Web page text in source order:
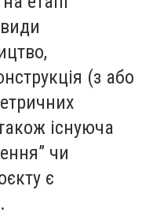
(з або
існуюча
чи
є